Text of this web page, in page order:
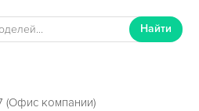
Найти
(Офис компании)